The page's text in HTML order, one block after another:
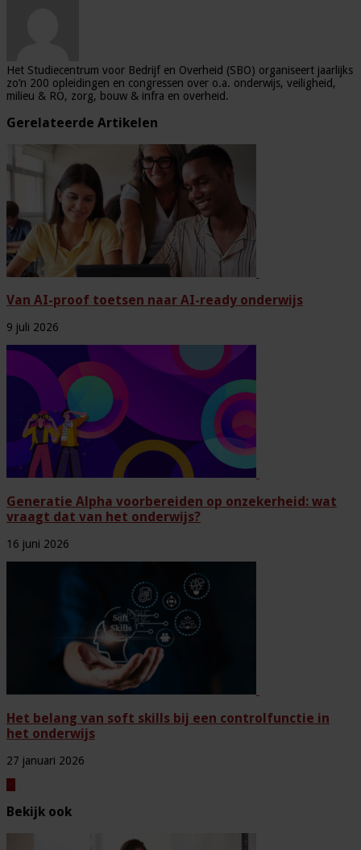
Het Studiecentrum voor Bedrijf en Overheid (SBO) organiseert jaarlijks
zo’n 200 opleidingen en congressen over o.a. onderwijs, veiligheid,
milieu & RO, zorg, bouw & infra en overheid.
Gerelateerde Artikelen
Van AI-proof toetsen naar AI-ready onderwijs
9 juli 2026
Generatie Alpha voorbereiden op onzekerheid: wat
vraagt dat van het onderwijs?
16 juni 2026
Het belang van soft skills bij een controlfunctie in
het onderwijs
27 januari 2026
Bekijk ook